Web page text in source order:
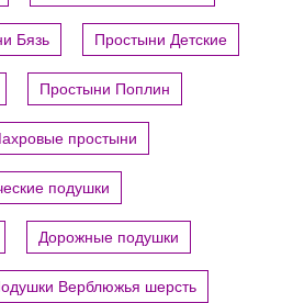
Бязь Простыни Детские
Простыни Поплин
простыни
подушки
Дорожные подушки
Верблюжья шерсть